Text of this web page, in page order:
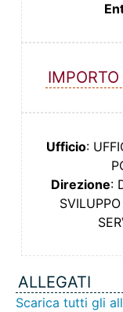
Ufficio:
Direzione:
ALLEGATI
Scarica tutti gli